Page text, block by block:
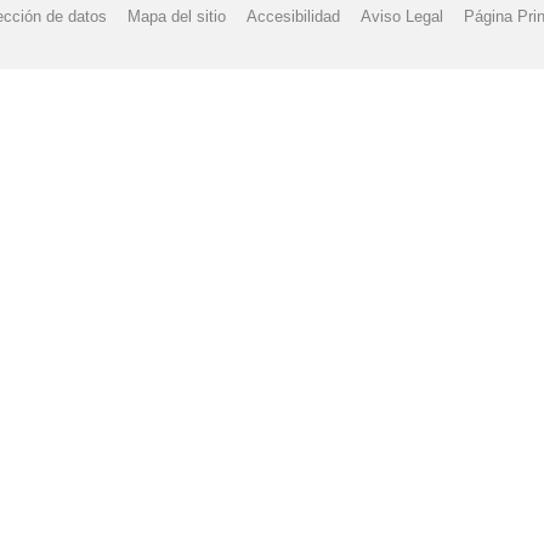
de datos Mapa del sitio Accesibilidad Aviso Legal Página